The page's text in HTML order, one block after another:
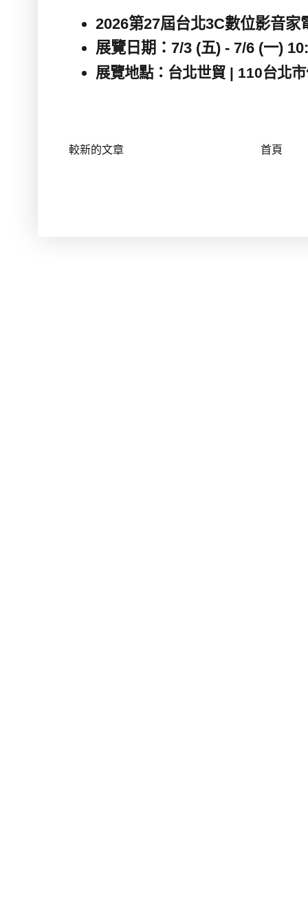
2026第27屆台北3C數位影音家
展覽日期： 7/3 (五) - 7/6 (一)
展覽地點：台北世貿 | 110台北
較新的文章 首頁